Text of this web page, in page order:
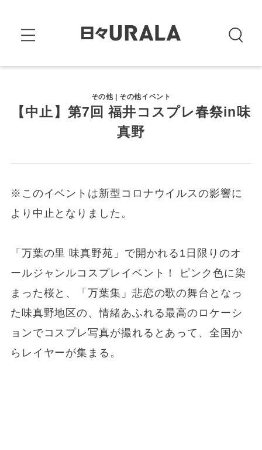
その他 | その他イベント
【中止】第7回 福井コスプレ春祭in味
真野
※このイベントは新型コロナウイルスの影響に
より中止となりました。
「万葉の里 味真野苑」で開かれる1日限りのオ
ールジャンルコスプレイベント！ ピンク色に染
まった桜と、「万葉集」悲恋の歌の舞台となっ
た味真野地区の、情緒あふれる最高のロケーシ
ョンでコスプレ写真が撮れるとあって、全国か
らレイヤーが集まる。